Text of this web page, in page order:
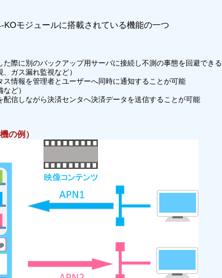
KOモジュールに搭載されている機能の一つ
た際に別のバックアップ用サーバに接続し不測の事態を回避できる
、ガス漏れ監視など）
ス情報を管理者とユーザーへ同時に通知することが可能
など）
配信しながら決済センタへ決済データを送信することが可能
の例）